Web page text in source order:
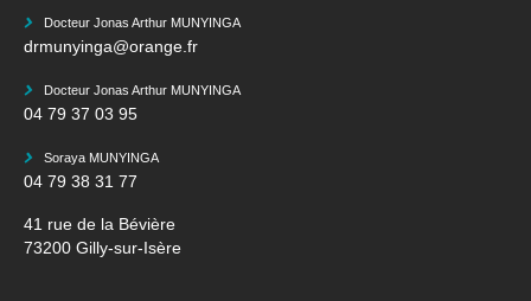
Docteur Jonas Arthur MUNYINGA
drmunyinga@orange.fr
Docteur Jonas Arthur MUNYINGA
04 79 37 03 95
Soraya MUNYINGA
04 79 38 31 77
41 rue de la Bévière
73200 Gilly-sur-Isère